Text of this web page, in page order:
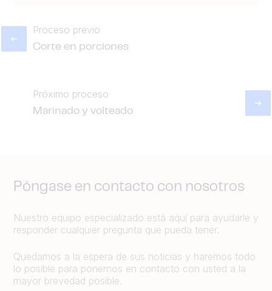
Proceso previo
Corte en porciones
Próximo proceso
Marinado y volteado
Póngase en contacto con nosotros
Nuestro equipo especializado está aquí para ayudarle y
responder cualquier pregunta que pueda tener.
Quedamos a la espera de sus noticias y haremos todo
lo posible para ponernos en contacto con usted a la
mayor brevedad posible.